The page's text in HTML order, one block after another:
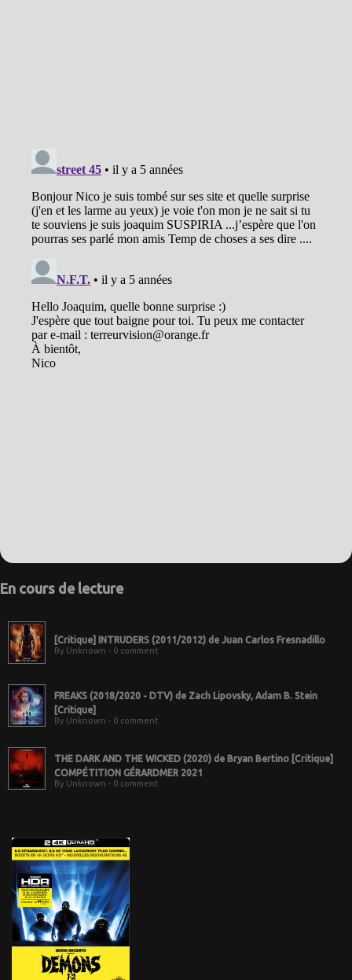
En cours de lecture
[Critique] INTRUDERS (2011/2012) de Juan Carlos Fresnadillo
By Unknown - 0 comment
FREAKS (2018/2020 - DTV) de Zach Lipovsky, Adam B. Stein
[Critique]
By Unknown - 0 comment
THE DARK AND THE WICKED (2020) de Bryan Bertino [Critique]
COMPÉTITION GÉRARDMER 2021
By Unknown - 0 comment